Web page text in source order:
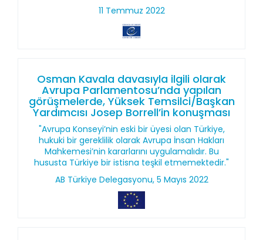
11 Temmuz 2022
Osman Kavala davasıyla ilgili olarak
Avrupa Parlamentosu’nda yapılan
görüşmelerde, Yüksek Temsilci/Başkan
Yardımcısı Josep Borrell’in konuşması
"Avrupa Konseyi’nin eski bir üyesi olan Türkiye,
hukuki bir gereklilik olarak Avrupa İnsan Hakları
Mahkemesi’nin kararlarını uygulamalıdır. Bu
hususta Türkiye bir istisna teşkil etmemektedir."
AB Türkiye Delegasyonu, 5 Mayıs 2022